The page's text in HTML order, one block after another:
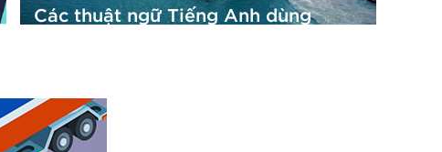
Các thuật ngữ Tiếng Anh dùng